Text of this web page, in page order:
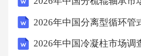
2026年中国冷凝柱市场调